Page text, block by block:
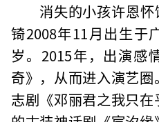
消失的小孩许恩
锜2008年11月出生于
岁。2015年，出演感
奇》，从而进入演艺
志剧《邓丽君之我只